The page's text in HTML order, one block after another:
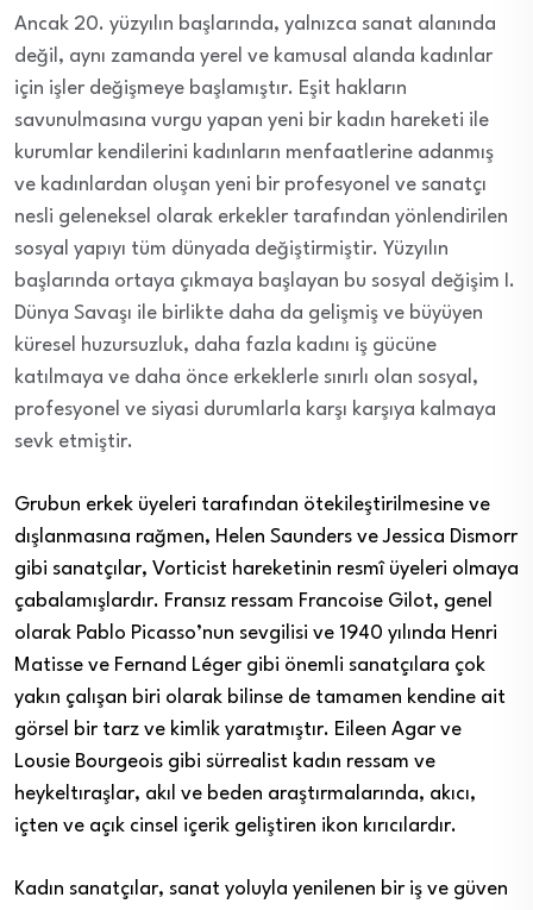
Ancak 20. yüzyılın başlarında, yalnızca sanat alanında
değil, aynı zamanda yerel ve kamusal alanda kadınlar
için işler değişmeye başlamıştır. Eşit hakların
savunulmasına vurgu yapan yeni bir kadın hareketi ile
kurumlar kendilerini kadınların menfaatlerine adanmış
ve kadınlardan oluşan yeni bir profesyonel ve sanatçı
nesli geleneksel olarak erkekler tarafından yönlendirilen
sosyal yapıyı tüm dünyada değiştirmiştir. Yüzyılın
başlarında ortaya çıkmaya başlayan bu sosyal değişim I.
Dünya Savaşı ile birlikte daha da gelişmiş ve büyüyen
küresel huzursuzluk, daha fazla kadını iş gücüne
katılmaya ve daha önce erkeklerle sınırlı olan sosyal,
profesyonel ve siyasi durumlarla karşı karşıya kalmaya
sevk etmiştir.
Grubun erkek üyeleri tarafından ötekileştirilmesine ve
dışlanmasına rağmen, Helen Saunders ve Jessica Dismorr
gibi sanatçılar, Vorticist hareketinin resmî üyeleri olmaya
çabalamışlardır. Fransız ressam Francoise Gilot, genel
olarak Pablo Picasso’nun sevgilisi ve 1940 yılında Henri
Matisse ve Fernand Léger gibi önemli sanatçılara çok
yakın çalışan biri olarak bilinse de tamamen kendine ait
görsel bir tarz ve kimlik yaratmıştır. Eileen Agar ve
Lousie Bourgeois gibi sürrealist kadın ressam ve
heykeltıraşlar, akıl ve beden araştırmalarında, akıcı,
içten ve açık cinsel içerik geliştiren ikon kırıcılardır.
Kadın sanatçılar, sanat yoluyla yenilenen bir iş ve güven